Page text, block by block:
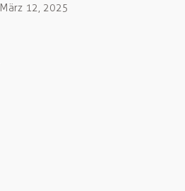
März 12, 2025